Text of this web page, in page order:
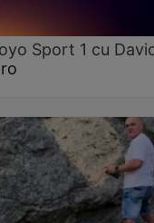
Sport 1 cu